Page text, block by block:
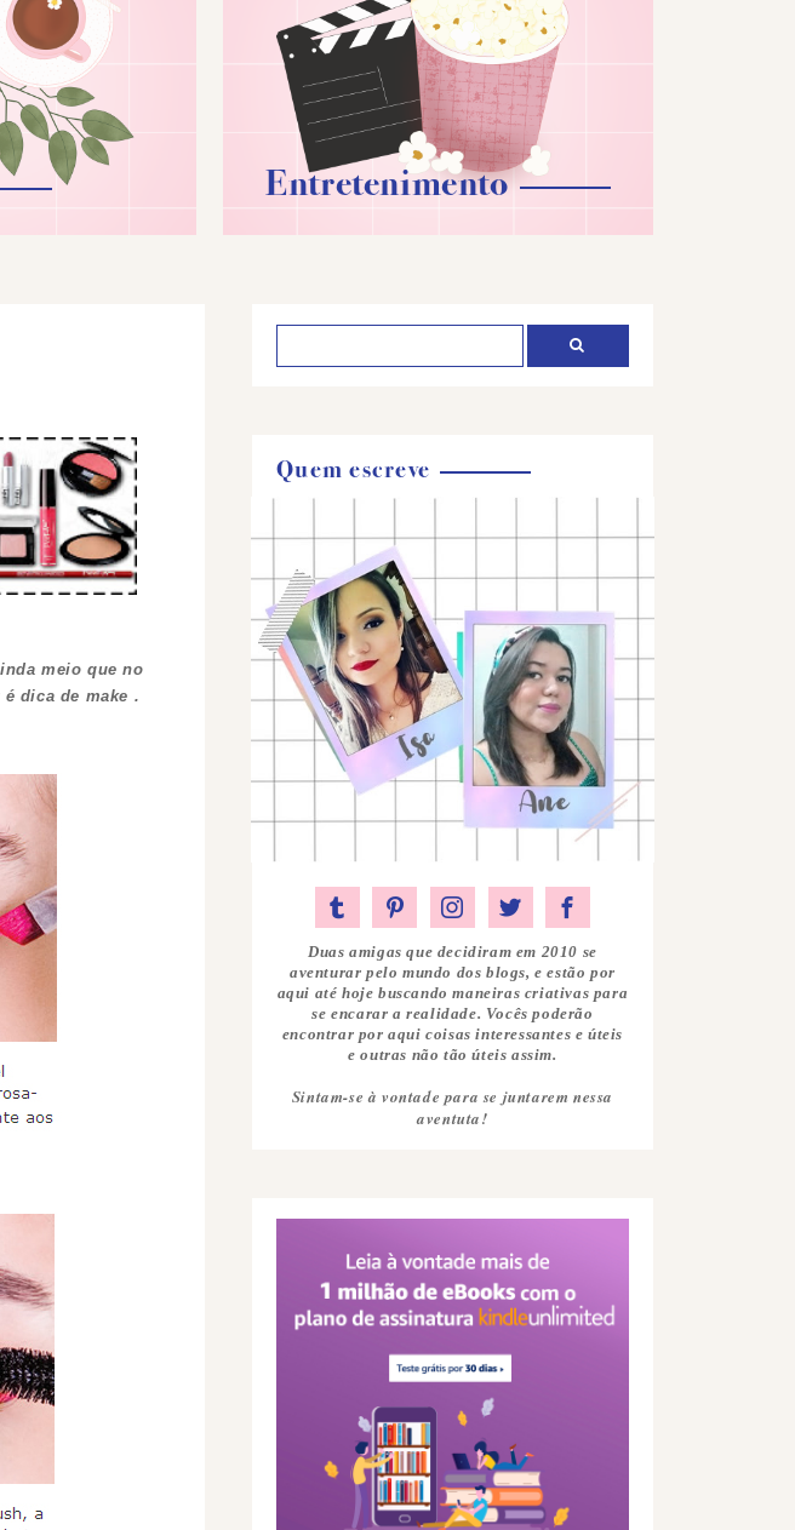
Entretenimento
meio que no
dica de make .
Quem escreve
Duas amigas que decidiram em 2010 se
aventurar pelo mundo dos blogs, e estão por
aqui até hoje buscando maneiras criativas para
se encarar a realidade. Vocês poderão
encontrar por aqui coisas interessantes e úteis
e outras não tão úteis assim.
Sintam-se à vontade para se juntarem nessa
aventuta!